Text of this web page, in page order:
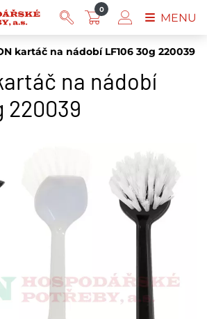
kartáč na nádobí LF106 30g 220039
na nádobí
220039
0
MENU